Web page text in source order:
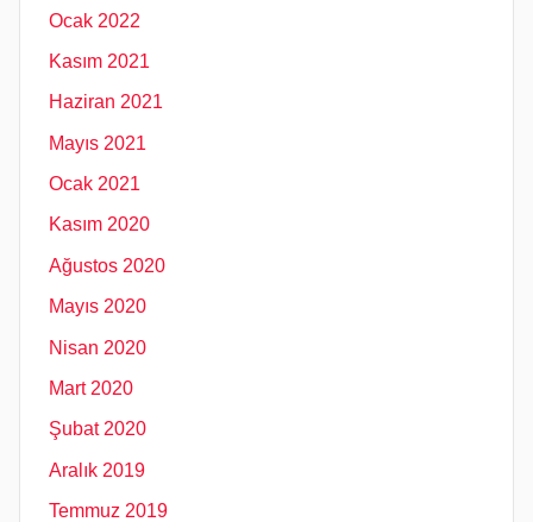
Ocak 2022
Kasım 2021
Haziran 2021
Mayıs 2021
Ocak 2021
Kasım 2020
Ağustos 2020
Mayıs 2020
Nisan 2020
Mart 2020
Şubat 2020
Aralık 2019
Temmuz 2019